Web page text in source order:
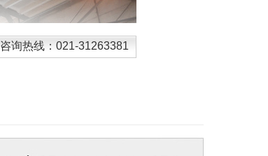
咨询热线：021-31263381